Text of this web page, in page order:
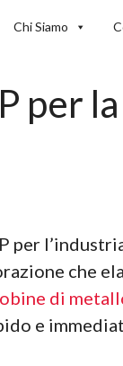
Chi Siamo
per
per
che
di
e